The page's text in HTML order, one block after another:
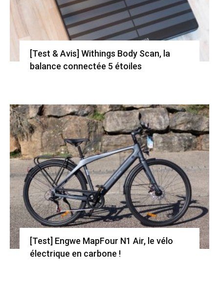
[Test & Avis] Withings Body Scan, la
balance connectée 5 étoiles
[Test] Engwe MapFour N1 Air, le vélo
électrique en carbone !